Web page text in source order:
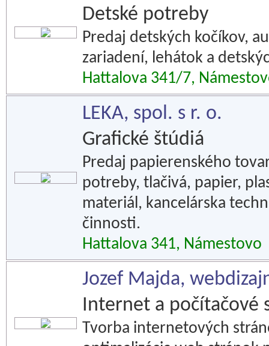
Detské potreby
Predaj detských kočíkov,
zariadení, lehátok a
Hattalova 341/7,
LEKA, spol. s r. o.
Grafické štúdiá
Predaj papierenského
potreby, tlačivá, papier,
materiál, kancelárska
činnosti.
Hattalova 341, Námestovo
Jozef Majda,
Internet a počítačové
Tvorba internetových